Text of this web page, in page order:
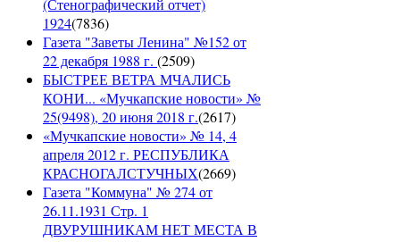
(Стенографический отчет)
1924(7836)
Газета "Заветы Ленина" №152 от
22 декабря 1988 г. (2509)
БЫСТРЕЕ ВЕТРА МЧАЛИСЬ
КОНИ... «Мучкапские новости» №
25(9498), 20 июня 2018 г.(2617)
«Мучкапские новости» № 14, 4
апреля 2012 г. РЕСПУБЛИКА
КРАСНОГАЛСТУЧНЫХ(2669)
Газета "Коммуна" № 274 от
26.11.1931 Стр. 1
ДВУРУШНИКАМ НЕТ МЕСТА В